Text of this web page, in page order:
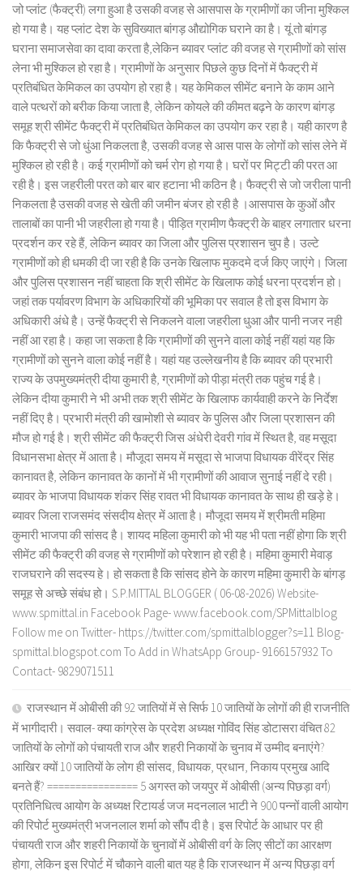
जो प्लांट (फैक्ट्री) लगा हुआ है उसकी वजह से आसपास के ग्रामीणों का जीना मुश्किल
हो गया है। यह प्लांट देश के सुविख्यात बांगड़ औद्योगिक घराने का है। यूं तो बांगड़
घराना समाजसेवा का दावा करता है,लेकिन ब्यावर प्लांट की वजह से ग्रामीणों को सांस
लेना भी मुश्किल हो रहा है। ग्रामीणों के अनुसार पिछले कुछ दिनों में फैक्ट्री में
प्रतिबंधित केमिकल का उपयोग हो रहा है। यह केमिकल सीमेंट बनाने के काम आने
वाले पत्थरों को बरीक किया जाता है, लेकिन कोयले की कीमत बढ़ने के कारण बांगड़
समूह श्री सीमेंट फैक्ट्री में प्रतिबंधित केमिकल का उपयोग कर रहा है। यही कारण है
कि फैक्ट्री से जो धुंआ निकलता है, उसकी वजह से आस पास के लोगों को सांस लेने में
मुश्किल हो रही है। कई ग्रामीणों को चर्म रोग हो गया है। घरों पर मिट्टी की परत आ
रही है। इस जहरीली परत को बार बार हटाना भी कठिन है। फैक्ट्री से जो जरीला पानी
निकलता है उसकी वजह से खेती की जमीन बंजर हो रही है ।आसपास के कुओं और
तालाबों का पानी भी जहरीला हो गया है। पीड़ित ग्रामीण फैक्ट्री के बाहर लगातार धरना
प्रदर्शन कर रहे हैं, लेकिन ब्यावर का जिला और पुलिस प्रशासन चुप है। उल्टे
ग्रामीणों को ही धमकी दी जा रही है कि उनके खिलाफ मुकदमे दर्ज किए जाएंगे। जिला
और पुलिस प्रशासन नहीं चाहता कि श्री सीमेंट के खिलाफ कोई धरना प्रदर्शन हो।
जहां तक पर्यावरण विभाग के अधिकारियों की भूमिका पर सवाल है तो इस विभाग के
अधिकारी अंधे है। उन्हें फैक्ट्री से निकलने वाला जहरीला धुआ और पानी नजर नही
नहीं आ रहा है। कहा जा सकता है कि ग्रामीणों की सुनने वाला कोई नहीं यहां यह कि
ग्रामीणों को सुनने वाला कोई नहीं है। यहां यह उल्लेखनीय है कि ब्यावर की प्रभारी
राज्य के उपमुख्यमंत्री दीया कुमारी है, ग्रामीणों को पीड़ा मंत्री तक पहुंच गई है।
लेकिन दीया कुमारी ने भी अभी तक श्री सीमेंट के खिलाफ कार्यवाही करने के निर्देश
नहीं दिए है। प्रभारी मंत्री की खामोशी से ब्यावर के पुलिस और जिला प्रशासन की
मौज हो गई है। श्री सीमेंट की फैक्ट्री जिस अंधेरी देवरी गांव में स्थित है, वह मसूदा
विधानसभा क्षेत्र में आता है। मौजूदा समय में मसूदा से भाजपा विधायक वीरेंद्र सिंह
कानावत है, लेकिन कानावत के कानों में भी ग्रामीणों की आवाज सुनाई नहीं दे रही।
ब्यावर के भाजपा विधायक शंकर सिंह रावत भी विधायक कानावत के साथ ही खड़े हे।
ब्यावर जिला राजसमंद संसदीय क्षेत्र में आता है। मौजूदा समय में श्रीमती महिमा
कुमारी भाजपा की सांसद है। शायद महिला कुमारी को भी यह भी पता नहीं होगा कि श्री
सीमेंट की फैक्ट्री की वजह से ग्रामीणों को परेशान हो रही है। महिमा कुमारी मेवाड़
राजघराने की सदस्य हे। हो सकता है कि सांसद होने के कारण महिमा कुमारी के बांगड़
समूह से अच्छे संबंध हो। S.P.MITTAL BLOGGER ( 06-08-2026) Website-
www.spmittal.in Facebook Page- www.facebook.com/SPMittalblog
Follow me on Twitter- https://twitter.com/spmittalblogger?s=11 Blog-
spmittal.blogspot.com To Add in WhatsApp Group- 9166157932 To
Contact- 9829071511
राजस्थान में ओबीसी की 92 जातियों में से सिर्फ 10 जातियों के लोगों की ही राजनीति
में भागीदारी। सवाल- क्या कांग्रेस के प्रदेश अध्यक्ष गोविंद सिंह डोटासरा वंचित 82
जातियों के लोगों को पंचायती राज और शहरी निकायों के चुनाव में उम्मीद बनाएंगे?
आखिर क्यों 10 जातियों के लोग ही सांसद, विधायक, प्रधान, निकाय प्रमुख आदि
बनते हैं? ================ 5 अगस्त को जयपुर में ओबीसी (अन्य पिछड़ा वर्ग)
प्रतिनिधित्व आयोग के अध्यक्ष रिटायर्ड जज मदनलाल भाटी ने 900 पन्नों वाली आयोग
की रिपोर्ट मुख्यमंत्री भजनलाल शर्मा को सौंप दी है। इस रिपोर्ट के आधार पर ही
पंचायती राज और शहरी निकायों के चुनावों में ओबीसी वर्ग के लिए सीटों का आरक्षण
होगा, लेकिन इस रिपोर्ट में चौकाने वाली बात यह है कि राजस्थान में अन्य पिछड़ा वर्ग